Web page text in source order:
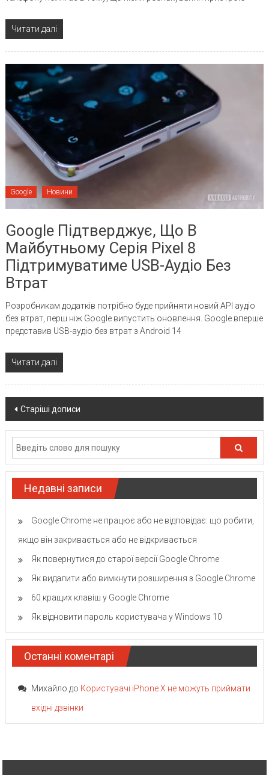
Читати далі
Google Новини
Google Підтверджує, Що В
Майбутньому Серія Pixel 8
Підтримуватиме USB-Аудіо Без
Втрат
Розробникам додатків потрібно буде прийняти новий API аудіо
без втрат, перш ніж Google випустить оновлення. Google вперше
представив USB-аудіо без втрат з Android 14
Читати далі
Posts
navigation
Старіші дописи
Недавні записи
Google Chrome не працює або не відповідає: що робити,
якщо він закривається або не відкривається
Як повернутися до старої версії Google Chrome
Як видалити або вимкнути розширення з Google Chrome
60 кращих клавіш у Google Chrome
Як відновити пароль користувача у Windows 10
Останні коментарі
Михайло до Користувачі iPhone X не можуть приймати
вхідні дзвінки